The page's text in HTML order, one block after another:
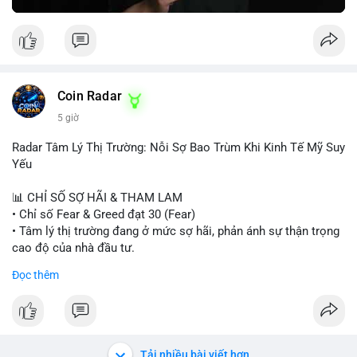
#vlikemarketindex42
Coin Radar
5 giờ
Radar Tâm Lý Thị Trường: Nỗi Sợ Bao Trùm Khi Kinh Tế Mỹ Suy
Yếu
📊 CHỈ SỐ SỢ HÃI & THAM LAM
• Chỉ số Fear & Greed đạt 30 (Fear)
• Tâm lý thị trường đang ở mức sợ hãi, phản ánh sự thận trọng
cao độ của nhà đầu tư.
📈 XU HƯỚNG TÌM KIẾM & THẢO LUẬN
CASHCAT, CRO.
Chainlink, Litecoin.
Đọc thêm